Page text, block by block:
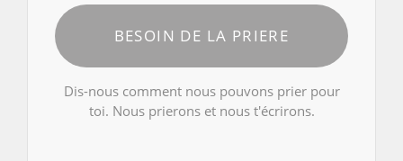
BESOIN DE LA PRIERE
Dis-nous comment nous pouvons prier pour
toi. Nous prierons et nous t'écrirons.